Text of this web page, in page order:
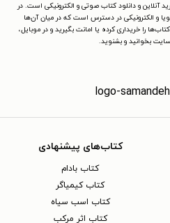
آنلاین و دانلود کتاب صوتی و الکترونیکی است. در
و الکترونیکی در دسترس است که در میان آن‌ها
را خریداری کرده یا امانت بگیرید و در موبایل،
سایت بخوانید و بشنوید.
کتاب‌های پیشنهادی
کتاب بادام
کتاب کیمیاگر
کتاب اسب سیاه
کتاب اثر مرکب